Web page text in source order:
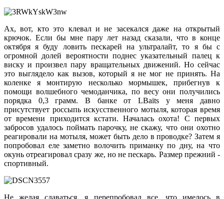
Ах, вот, кто это клевал и не засекался даже на открытый
крючок. Если бы мне пару лет назад сказали, что в конце
октября я буду ловить пескарей на ультралайт, то я бы с
огромной долей вероятности поднес указательный палец к
виску и произвел пару вращательных движений. Но сейчас
это выглядело как вызов, который я не мог не принять. На
коленке я монтирую несколько мормышек, прибегнув к
помощи волшебного чемоданчика, по весу они получились
порядка 0,3 грамм. В банке от LBaits у меня давно
присутствует россыпь искусственного мотыля, которая время
от времени приходится кстати. Началась охота! С первых
забросов удалось поймать парочку, не скажу, что они охотно
реагировали на мотыля, может быть дело в проводке? Затем я
попробовал еле заметно волочить приманку по дну, на что
окунь отреагировал сразу же, но не пескарь. Размер прежний -
спортивный.